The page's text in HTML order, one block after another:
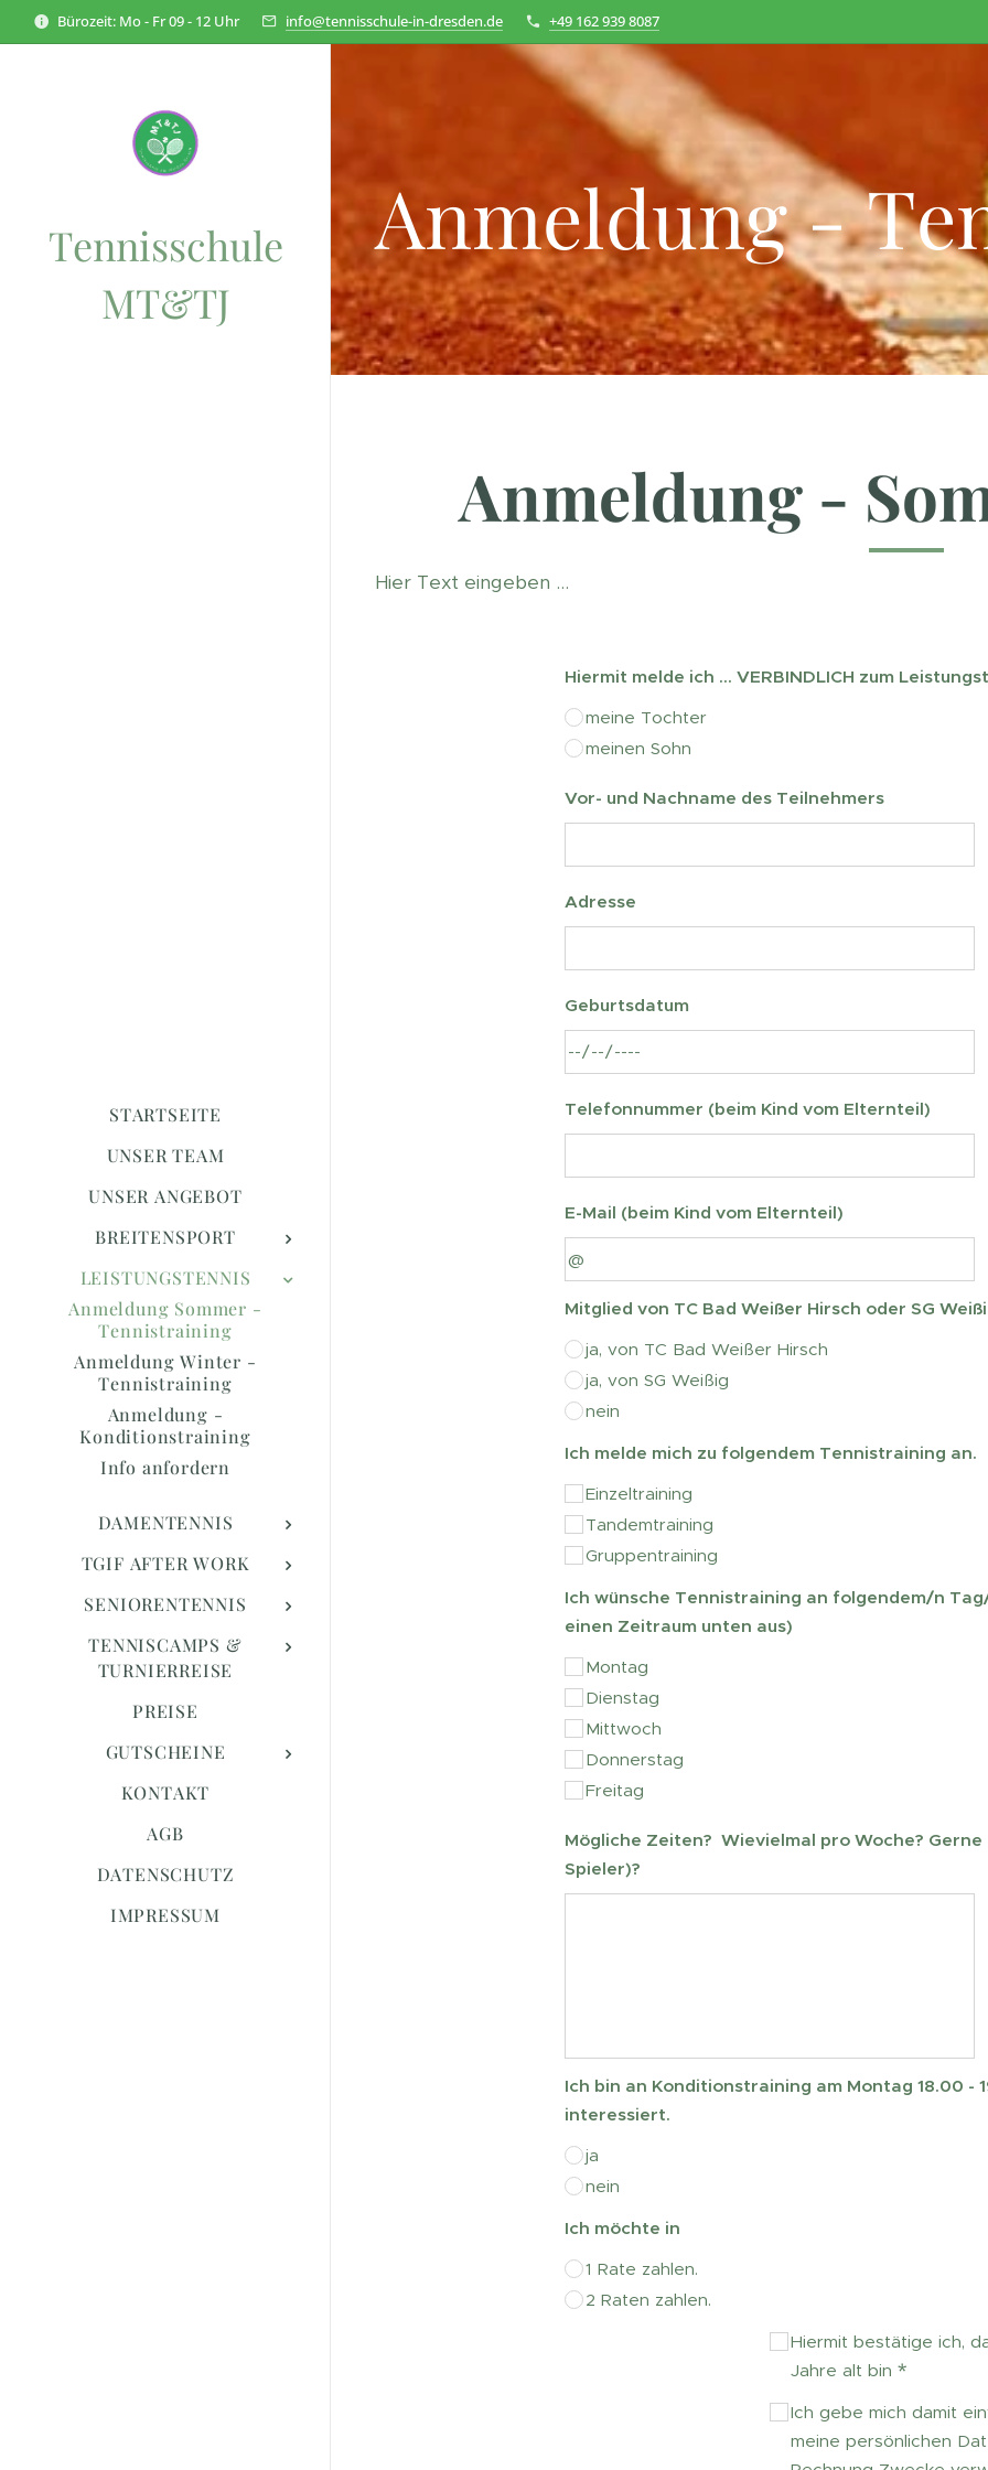
Bürozeit: Mo - Fr 09 - 12 Uhr info@tennisschule-in-dresden.de +49 162 939 8087
Tennisschule
MT&TJ
STARTSEITE
UNSER TEAM
UNSER ANGEBOT
BREITENSPORT
LEISTUNGSTENNIS
Anmeldung Sommer -
Tennistraining
Anmeldung Winter -
Tennistraining
Anmeldung -
Konditionstraining
Info anfordern
DAMENTENNIS
TGIF AFTER WORK
SENIORENTENNIS
TENNISCAMPS &
TURNIERREISE
PREISE
GUTSCHEINE
KONTAKT
AGB
DATENSCHUTZ
IMPRESSUM
Anmeldung -
Anmeldung -
Hier Text eingeben ...
Hiermit melde ich ... VERBINDLICH zum
meine Tochter
meinen Sohn
Vor- und Nachname des Teilnehmers
Adresse
Geburtsdatum
Telefonnummer (beim Kind vom Elternteil)
E-Mail (beim Kind vom Elternteil)
Mitglied von TC Bad Weißer Hirsch oder SG
ja, von TC Bad Weißer Hirsch
ja, von SG Weißig
nein
Ich melde mich zu folgendem Tennistraining an.
Einzeltraining
Tandemtraining
Gruppentraining
Ich wünsche Tennistraining an folgendem/n
einen Zeitraum unten aus)
Montag
Dienstag
Mittwoch
Donnerstag
Freitag
Mögliche Zeiten? Wievielmal pro Woche?
Spieler)?
Ich bin an Konditionstraining am Montag 18.00 -
interessiert.
ja
nein
Ich möchte in
1 Rate zahlen.
2 Raten zahlen.
Hiermit bestätige ich,
Jahre alt bin
Ich gebe mich damit
meine persönlichen